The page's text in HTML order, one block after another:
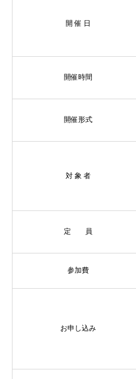
開 催 日
開催時間
開催形式
対 象 者
定 員
参加費
お申し込み